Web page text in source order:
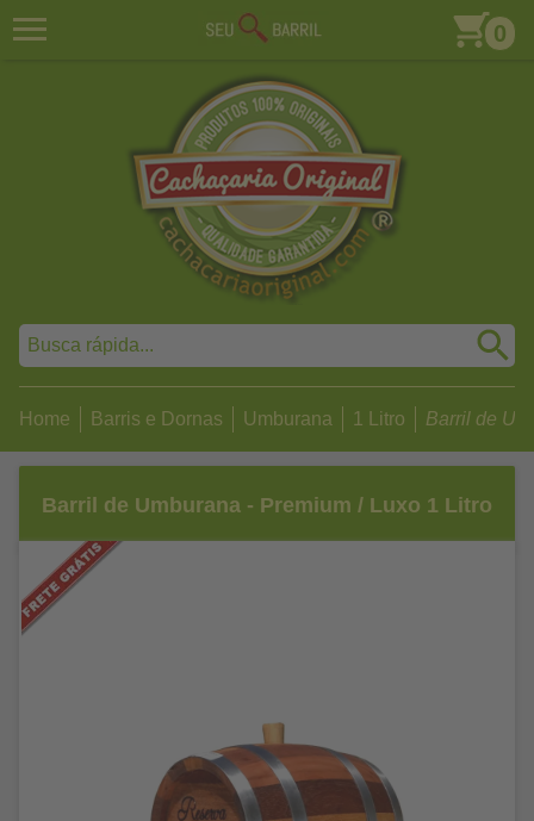
0
Home Barris e Dornas Umburana 1 Litro Barril de
Barril de Umburana - Premium / Luxo 1 Litro